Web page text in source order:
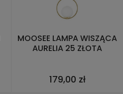
MOOSEE LAMPA WISZĄCA
AURELIA 25 ZŁOTA
179,00 zł